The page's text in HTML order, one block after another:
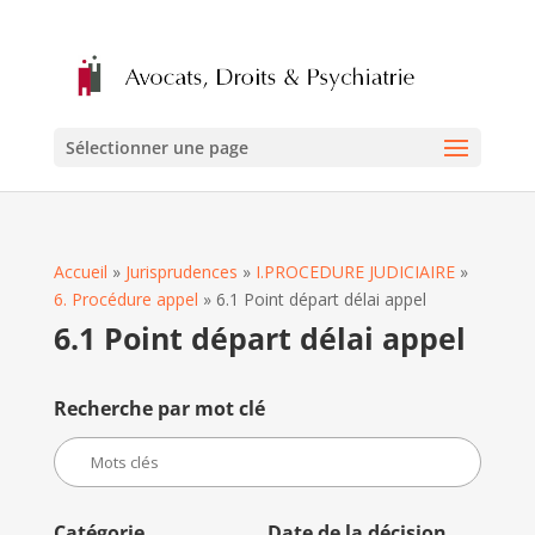
Sélectionner une page
Accueil » Jurisprudences » I.PROCEDURE JUDICIAIRE»
6. Procédure appel » 6.1 Point départ délai appel
6.1 Point départ délai appel
Recherche par mot clé